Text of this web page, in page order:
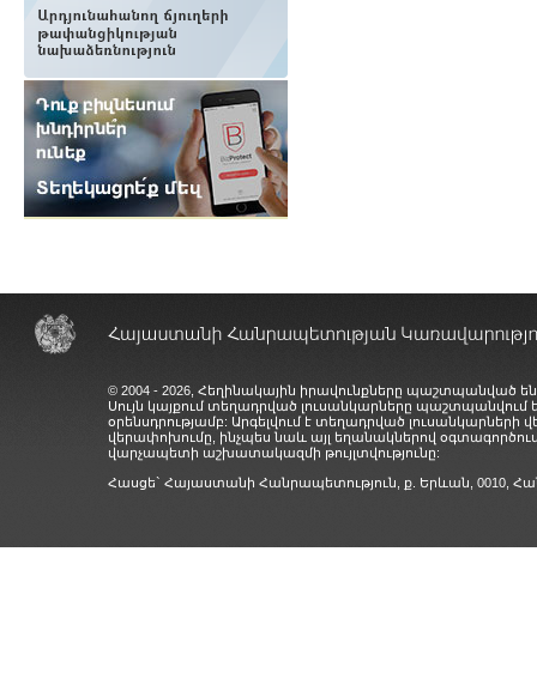
© 2004 - 2026, Հեղինակային իրավունքները պաշտպանված
Սույն կայքում տեղադրված լուսանկարները
օրենսդրությամբ: Արգելվում է տեղադրված
վերափոխումը, ինչպես նաև այլ եղանակներով
վարչապետի աշխատակազմի թույլտվությունը:
Հասցե` Հայաստանի Հանրապետություն, ք. Երևան, 0010,